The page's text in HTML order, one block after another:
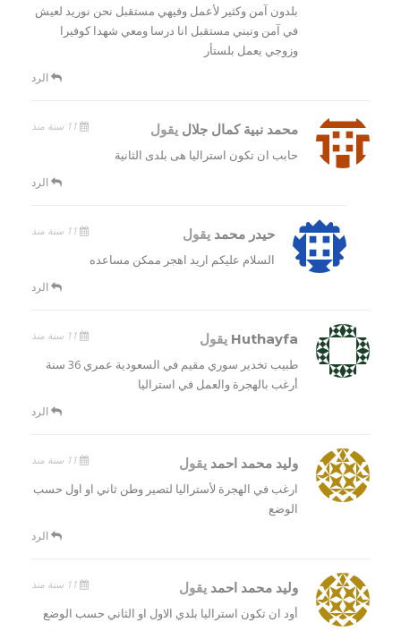
بلدون آمن وكثير لأعمل وفيهي مستقبل نحن نوريد لعيش
في آمن ونبني مستقبل انا درسا ومعي شهدا كوفيرا
وزوجي يعمل بلستأر
الرد
محمد نبية كمال جلال يقول
حابب ان تكون استراليا هى بلدى الثانية
الرد
حيدر محمديقول
السلام عليكم اريد اهجر ممكن مساعده
الرد
Huthayfa يقول
طبيب تخدير سوري مقيم في السعودية عمري 36 سنة
أرغب بالهجرة والعمل في استراليا
الرد
وليد محمد احمد يقول
ارغب في الهجرة لأستراليا لتصير وطن ثاني او اول حسب
الوضع
الرد
وليد محمد احمد يقول
أود ان تكون استراليا بلدي الاول او الثاني حسب الوضع